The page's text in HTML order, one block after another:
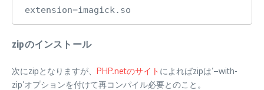
extension=imagick.so
zipのインストール
次にzipとなりますが、 PHP.netのサイト によればzipは’–with-
zip’オプションを付けて再コンパイル必要とのこと。